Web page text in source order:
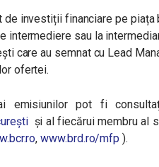
investiții financiare pe piața
intermediere sau la
care au semnat cu Lead
ofertei.
emisiunilor pot fi
și al fiecărui membru al
,www.brd.ro/mfp ).